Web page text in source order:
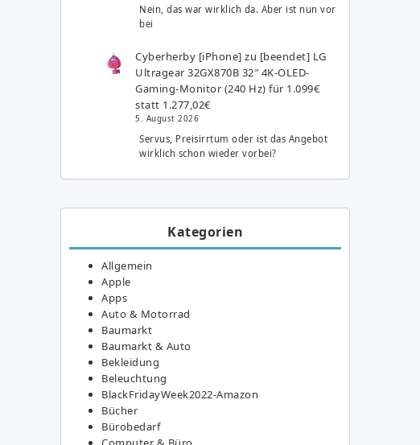
Nein, das war wirklich da. Aber ist nun vor
bei
Cyberherby [iPhone] zu [beendet] LG
Ultragear 32GX870B 32″ 4K-OLED-
Gaming-Monitor (240 Hz) für 1.099€
statt 1.277,02€
5. August 2026
Servus, Preisirrtum oder ist das Angebot
wirklich schon wieder vorbei?
Kategorien
Allgemein
Apple
Apps
Auto & Motorrad
Baumarkt
Baumarkt & Auto
Bekleidung
Beleuchtung
BlackFridayWeek2022-Amazon
Bücher
Bürobedarf